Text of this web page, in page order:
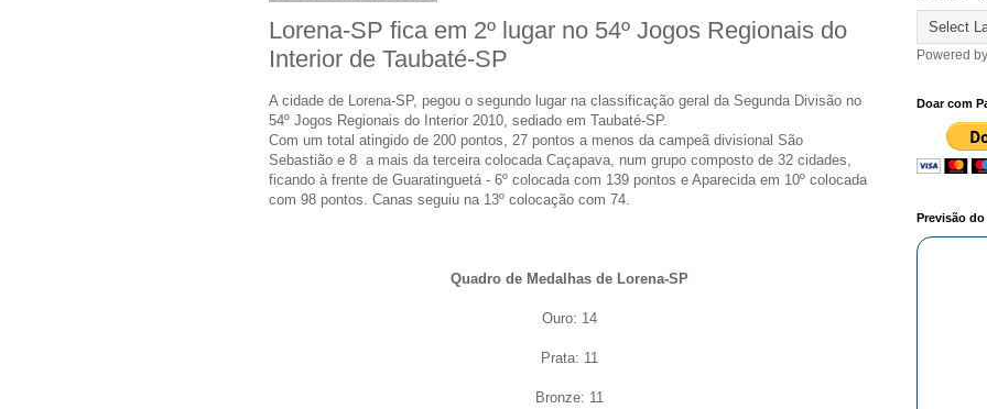
Lorena-SP fica em 2º lugar no 54º Jogos Regionais do
Interior de Taubaté-SP
A cidade de Lorena-SP, pegou o segundo lugar na classificação geral da Segunda Divisão no
54º Jogos Regionais do Interior 2010, sediado em Taubaté-SP.
Com um total atingido de 200 pontos, 27 pontos a menos da campeã divisional São
Sebastião e 8 a mais da terceira colocada Caçapava, num grupo composto de 32 cidades,
ficando à frente de Guaratinguetá - 6º colocada com 139 pontos e Aparecida em 10º colocada
com 98 pontos. Canas seguiu na 13º colocação com 74.
Quadro de Medalhas de Lorena-SP
Ouro: 14
Prata: 11
Bronze: 11
Powered by
Doar com
Previsão do